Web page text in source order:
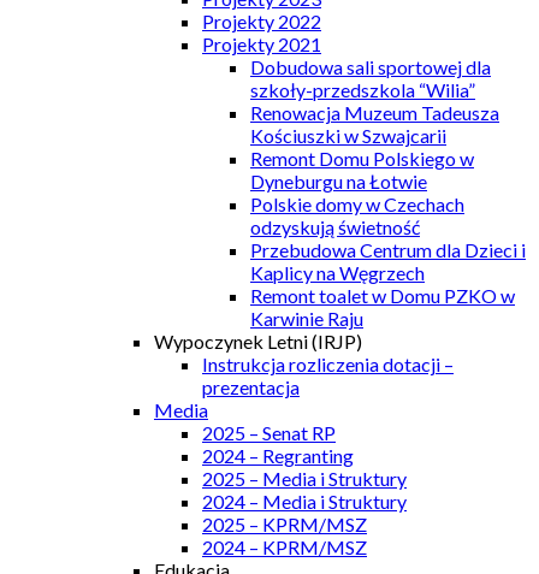
Projekty 2022
Projekty 2021
Dobudowa sali sportowej dla
szkoły-przedszkola “Wilia”
Renowacja Muzeum Tadeusza
Kościuszki w Szwajcarii
Remont Domu Polskiego w
Dyneburgu na Łotwie
Polskie domy w Czechach
odzyskują świetność
Przebudowa Centrum dla Dzieci i
Kaplicy na Węgrzech
Remont toalet w Domu PZKO w
Karwinie Raju
Wypoczynek Letni (IRJP)
Instrukcja rozliczenia dotacji –
prezentacja
Media
2025 – Senat RP
2024 – Regranting
2025 – Media i Struktury
2024 – Media i Struktury
2025 – KPRM/MSZ
2024 – KPRM/MSZ